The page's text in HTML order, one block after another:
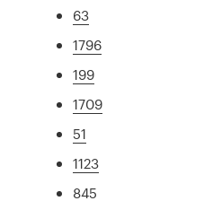
63
1796
199
1709
51
1123
845